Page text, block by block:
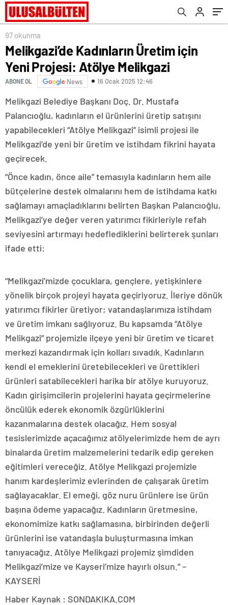
97 okunma
Melikgazi’de Kadınların Üretim için
Yeni Projesi: Atölye Melikgazi
ABONE OL News 16 Ocak 2025 12:46
Melikgazi Belediye Başkanı Doç. Dr. Mustafa
Palancıoğlu, kadınların el ürünlerini üretip satışını
yapabilecekleri “Atölye Melikgazi” isimli projesi ile
Melikgazi’de yeni bir üretim ve istihdam fikrini hayata
geçirecek.
“Önce kadın, önce aile” temasıyla kadınların hem aile
bütçelerine destek olmalarını hem de istihdama katkı
sağlamayı amaçladıklarını belirten Başkan Palancıoğlu,
Melikgazi’ye değer veren yatırımcı fikirleriyle refah
seviyesini artırmayı hedeflediklerini belirterek şunları
ifade etti:
“Melikgazi’mizde çocuklara, gençlere, yetişkinlere
yönelik birçok projeyi hayata geçiriyoruz. İleriye dönük
yatırımcı fikirler üretiyor; vatandaşlarımıza istihdam
ve üretim imkanı sağlıyoruz. Bu kapsamda “Atölye
Melikgazi” projemizle ilçeye yeni bir üretim ve ticaret
merkezi kazandırmak için kolları sıvadık. Kadınların
kendi el emeklerini üretebilecekleri ve ürettikleri
ürünleri satabilecekleri harika bir atölye kuruyoruz.
Kadın girişimcilerin projelerini hayata geçirmelerine
öncülük ederek ekonomik özgürlüklerini
kazanmalarına destek olacağız. Hem sosyal
tesislerimizde açacağımız atölyelerimizde hem de ayrı
binalarda üretim malzemelerini tedarik edip gereken
eğitimleri vereceğiz. Atölye Melikgazi projemizle
hanım kardeşlerimiz evlerinden de çalışarak üretim
sağlayacaklar. El emeği, göz nuru ürünlere ise ürün
başına ödeme yapacağız. Kadınların üretmesine,
ekonomimize katkı sağlamasına, birbirinden değerli
ürünlerini ise vatandaşla buluşturmasına imkan
tanıyacağız. Atölye Melikgazi projemiz şimdiden
Melikgazi’mize ve Kayseri’mize hayırlı olsun.” –
KAYSERİ
Haber Kaynak : SONDAKIKA.COM